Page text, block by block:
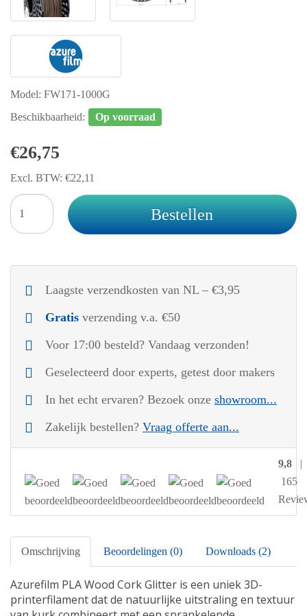
Model: FW171-1000G
Beschikbaarheid:
Op voorraad
€26,75
Excl. BTW: €22,11
Bestellen
Laagste verzendkosten van NL – €3,95
Gratis verzending v.a. €50
Voor 17:00 besteld? Vandaag verzonden!
Geselecteerd door experts, getest door makers
In het echt ervaren? Bezoek onze showroom...
Zakelijk bestellen? Vraag offerte aan...
9,8 |
165
Omschrijving Beoordelingen (0) Downloads (2)
Azurefilm PLA Wood Cork Glitter is een uniek 3D-
printerfilament dat de natuurlijke uitstraling en textuur